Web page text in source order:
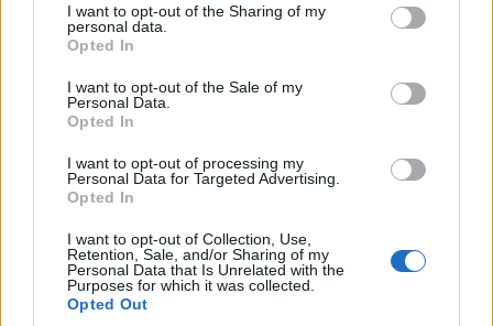
I want to opt-out of the Sharing of my
personal data.
Opted In
I want to opt-out of the Sale of my
Personal Data.
Opted In
I want to opt-out of processing my
Personal Data for Targeted Advertising.
Opted In
I want to opt-out of Collection, Use,
Retention, Sale, and/or Sharing of my
Personal Data that Is Unrelated with the
Purposes for which it was collected.
Opted Out
bonifici verso IBAN esteri intestati a persone
fisiche estranee al nome della struttura. Allo
stesso modo, se l’annuncio si trova
originariamente su un portale di prenotazione
via WhatsApp o e-mail con il pretesto di
risparmiare le commissioni, si deve rifiutare
categoricamente. A questo si aggiunge spesso una
forte pressione psicologica, con messaggi che
sollecitano un invio del denaro entro tempi